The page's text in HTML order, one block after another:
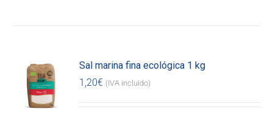
Sal marina fina ecológica 1 kg
1,20€ (IVA incluido)